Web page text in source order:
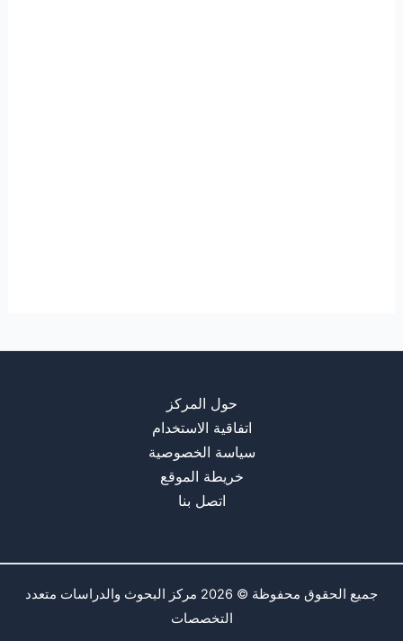
حول المركز
اتفاقية الاستخدام
سياسة الخصوصية
خريطة الموقع
اتصل بنا
جميع الحقوق محفوظة © 2026 مركز البحوث والدراسات متعدد
التخصصات